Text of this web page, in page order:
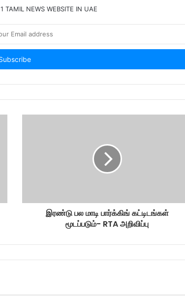
TAMIL NEWS WEBSITE IN UAE
இரண்டு பல மாடி பார்க்கிங் கட்டிடங்கள்
மூடப்படும்- RTA அறிவிப்பு